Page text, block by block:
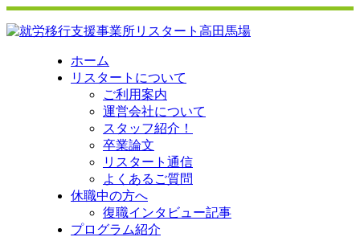
ホーム
リスタートについて
ご利用案内
運営会社について
スタッフ紹介！
卒業論文
リスタート通信
よくあるご質問
休職中の方へ
復職インタビュー記事
プログラム紹介